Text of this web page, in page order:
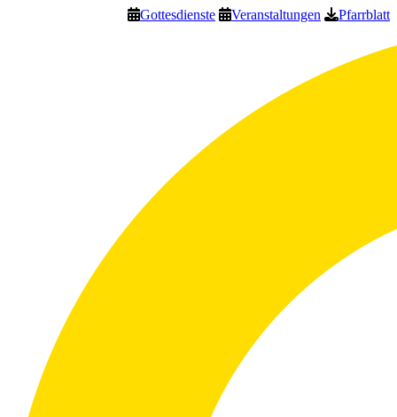
Gottesdienste Veranstaltungen Pfarrblatt